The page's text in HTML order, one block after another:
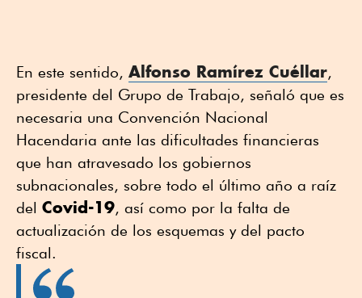
En este sentido, Alfonso Ramírez Cuéllar,
presidente del Grupo de Trabajo, señaló que es
necesaria una Convención Nacional
Hacendaria ante las dificultades financieras
que han atravesado los gobiernos
subnacionales, sobre todo el último año a raíz
del Covid-19, así como por la falta de
actualización de los esquemas y del pacto
fiscal.